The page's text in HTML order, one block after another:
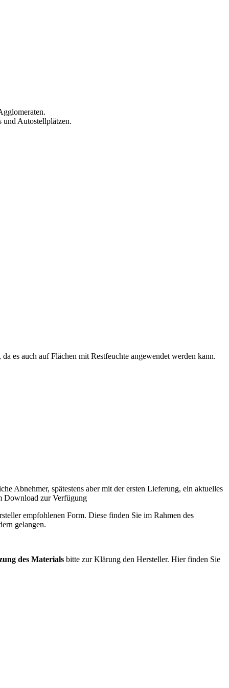
und Autostellplätzen.
es auch auf Flächen mit Restfeuchte angewendet werden kann.
Abnehmer, spätestens aber mit der ersten Lieferung, ein aktuelles
Download zur Verfügung
empfohlenen Form. Diese finden Sie im Rahmen des
gelangen.
des Materials bitte zur Klärung den Hersteller. Hier finden Sie